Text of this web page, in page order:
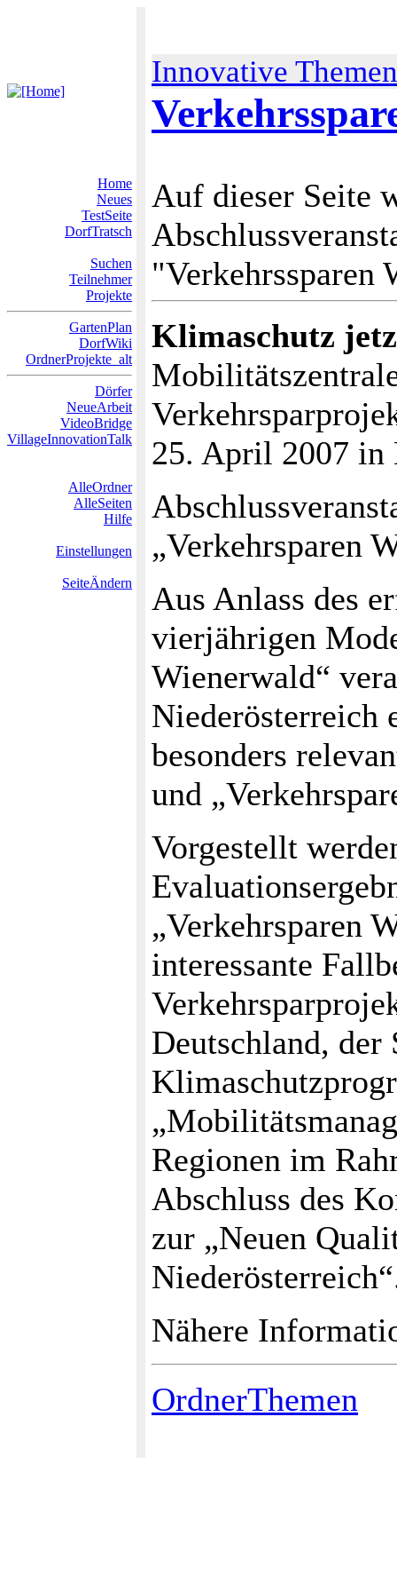
Innovative Themen
Home
Neues
TestSeite
DorfTratsch
Suchen
Teilnehmer
Projekte
GartenPlan
DorfWiki
OrdnerProjekte_alt
Dörfer
NeueArbeit
VideoBridge
VillageInnovationTalk
AlleOrdner
AlleSeiten
Hilfe
Einstellungen
SeiteÄndern
Auf dieser Seite
"Verkehrssparen
Klimaschutz
25. April 2007 in
„Verkehrsparen
Aus Anlass des
vierjährigen
Wienerwald“
Niederösterreich
besonders
und
Vorgestellt
„Verkehrsparen
interessante
Deutschland, der
Regionen im
Abschluss des
zur „Neuen
Nähere
OrdnerThemen